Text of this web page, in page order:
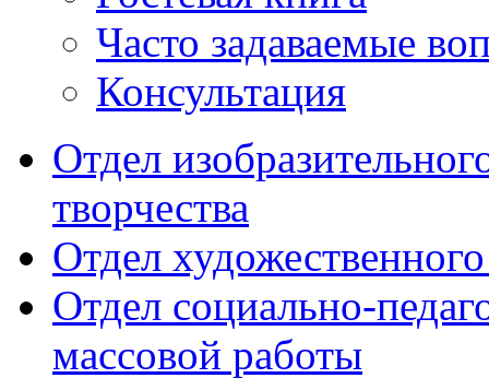
Часто задаваемые
Консультация
Отдел
творчества
Отдел
Отдел социально-
массовой работы